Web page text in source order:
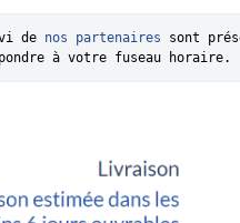
de nos partenaires sont
à votre fuseau horaire.